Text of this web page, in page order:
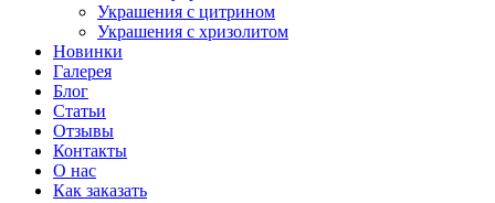
Украшения с цитрином
Украшения с хризолитом
Новинки
Галерея
Блог
Статьи
Отзывы
Контакты
О нас
Как заказать